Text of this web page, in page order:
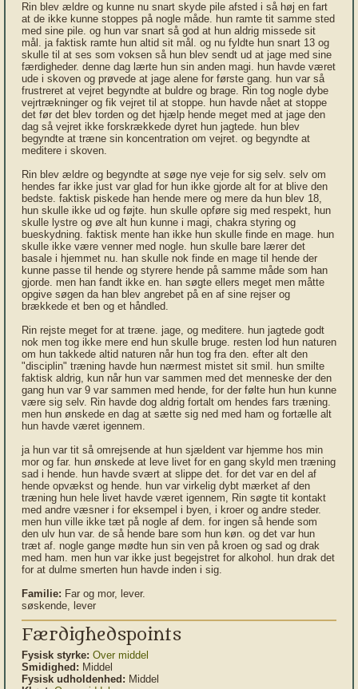
Rin blev ældre og kunne nu snart skyde pile afsted i så høj en fart
at de ikke kunne stoppes på nogle måde. hun ramte tit samme sted
med sine pile. og hun var snart så god at hun aldrig missede sit
mål. ja faktisk ramte hun altid sit mål. og nu fyldte hun snart 13 og
skulle til at ses som voksen så hun blev sendt ud at jage med sine
færdigheder. denne dag lærte hun sin anden magi. hun havde været
ude i skoven og prøvede at jage alene for første gang. hun var så
frustreret at vejret begyndte at buldre og brage. Rin tog nogle dybe
vejrtrækninger og fik vejret til at stoppe. hun havde nået at stoppe
det før det blev torden og det hjælp hende meget med at jage den
dag så vejret ikke forskrækkede dyret hun jagtede. hun blev
begyndte at træne sin koncentration om vejret. og begyndte at
meditere i skoven.
Rin blev ældre og begyndte at søge nye veje for sig selv. selv om
hendes far ikke just var glad for hun ikke gjorde alt for at blive den
bedste. faktisk piskede han hende mere og mere da hun blev 18,
hun skulle ikke ud og føjte. hun skulle opføre sig med respekt, hun
skulle lystre og øve alt hun kunne i magi, chakra styring og
bueskydning. faktisk mente han ikke hun skulle finde en mage. hun
skulle ikke være venner med nogle. hun skulle bare lærer det
basale i hjemmet nu. han skulle nok finde en mage til hende der
kunne passe til hende og styrere hende på samme måde som han
gjorde. men han fandt ikke en. han søgte ellers meget men måtte
opgive søgen da han blev angrebet på en af sine rejser og
brækkede et ben og et håndled.
Rin rejste meget for at træne. jage, og meditere. hun jagtede godt
nok men tog ikke mere end hun skulle bruge. resten lod hun naturen
om hun takkede altid naturen når hun tog fra den. efter alt den
"disciplin" træning havde hun nærmest mistet sit smil. hun smilte
faktisk aldrig, kun når hun var sammen med det menneske der den
gang hun var 9 var sammen med hende, for der følte hun hun kunne
være sig selv. Rin havde dog aldrig fortalt om hendes fars træning.
men hun ønskede en dag at sætte sig ned med ham og fortælle alt
hun havde været igennem.
ja hun var tit så omrejsende at hun sjældent var hjemme hos min
mor og far. hun ønskede at leve livet for en gang skyld men træning
sad i hende. hun havde svært at slippe det. for det var en del af
hende opvækst og hende. hun var virkelig dybt mærket af den
træning hun hele livet havde været igennem, Rin søgte tit kontakt
med andre væsner i for eksempel i byen, i kroer og andre steder.
men hun ville ikke tæt på nogle af dem. for ingen så hende som
den ulv hun var. de så hende bare som hun køn. og det var hun
træt af. nogle gange mødte hun sin ven på kroen og sad og drak
med ham. men hun var ikke just begejstret for alkohol. hun drak det
for at dulme smerten hun havde inden i sig.
Familie: Far og mor, lever.
søskende, lever
Færdighedspoints
Fysisk styrke: Over middel
Smidighed: Middel
Fysisk udholdenhed: Middel